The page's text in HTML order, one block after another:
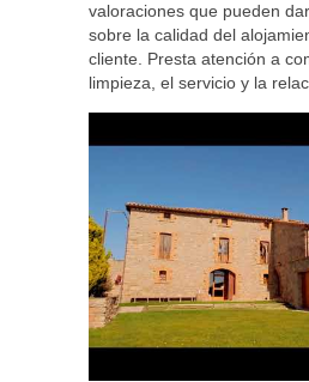
valoraciones que pueden
sobre la calidad del
cliente. Presta atención a
limpieza, el servicio y la